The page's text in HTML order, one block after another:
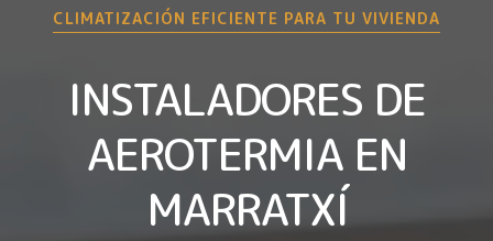
CLIMATIZACIÓN EFICIENTE PARA TU VIVIENDA
INSTALADORES DE
AEROTERMIA EN
MARRATXÍ